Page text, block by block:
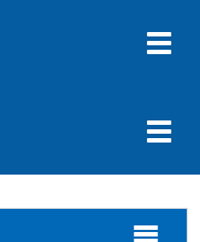
切
切
导
切
切